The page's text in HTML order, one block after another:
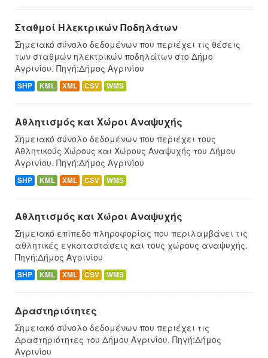
Σταθμοί Ηλεκτρικών Ποδηλάτων
Σημειακό σύνολο δεδομένων που περιέχει τις θέσεις
των σταθμών ηλεκτρικών ποδηλάτων στο Δήμο
Αγρινίου. Πηγή:Δήμος Αγρινίου
SHP KML XML CSV WMS
Αθλητισμός και Χώροι Αναψυχής
Σημειακό σύνολο δεδομένων που περιέχει τους
Αθλητικούς Χώρους και Χώρους Αναψυχής του Δήμου
Αγρινίου. Πηγή:Δήμος Αγρινίου
SHP KML XML CSV WMS
Αθλητισμός και Χώροι Αναψυχής
Σημειακό επίπεδο πληροφορίας που περιλαμβάνει τις
αθλητικές εγκαταστάσεις και τους χώρους αναψυχής.
Πηγή:Δήμος Αγρινίου
SHP KML XML CSV WMS
Δραστηριότητες
Σημειακό σύνολο δεδομένων που περιέχει τις
Δραστηριότητες του Δήμου Αγρινίου. Πηγή:Δήμος
Αγρινίου